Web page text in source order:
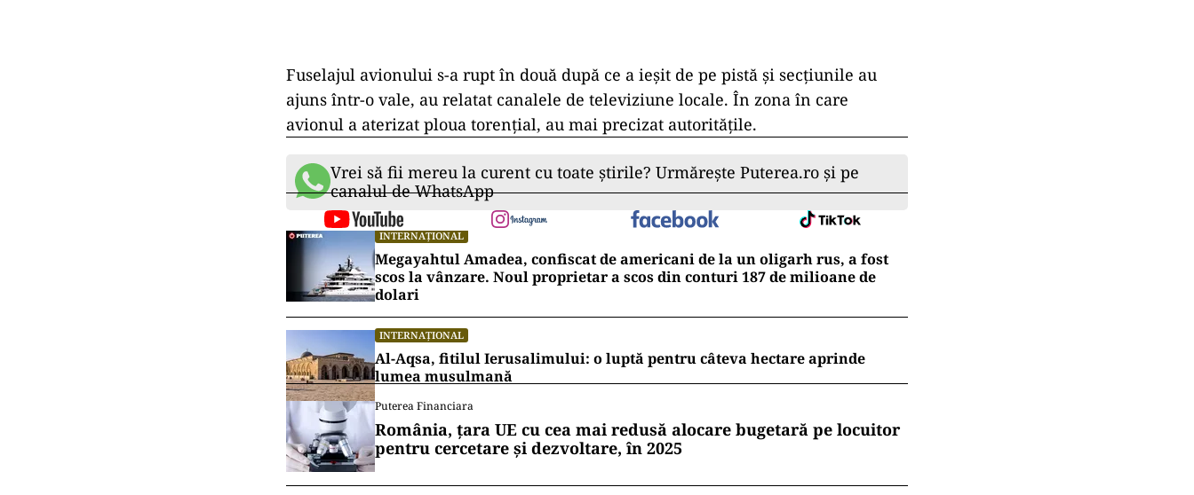
Fuselajul avionului s-a rupt în două după ce a ieşit de pe pistă şi secţiunile au
ajuns într-o vale, au relatat canalele de televiziune locale. În zona în care
avionul a aterizat ploua torenţial, au mai precizat autorităţile.
Vrei să fii mereu la curent cu toate știrile? Urmărește Puterea.ro și pe
canalul de WhatsApp
INTERNAȚIONAL
Megayahtul Amadea, confiscat de americani de la un oligarh rus, a fost
scos la vânzare. Noul proprietar a scos din conturi 187 de milioane de
dolari
INTERNAȚIONAL
Al-Aqsa, fitilul Ierusalimului: o luptă pentru câteva hectare aprinde
lumea musulmană
Puterea Financiara
România, țara UE cu cea mai redusă alocare bugetară pe locuitor
pentru cercetare și dezvoltare, în 2025